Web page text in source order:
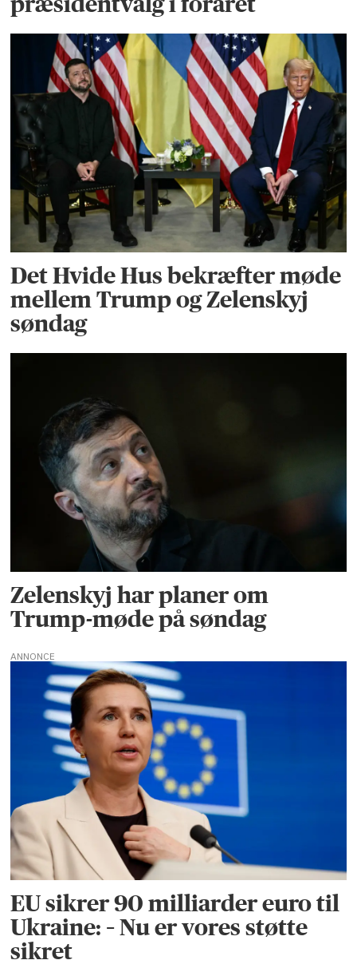
Det Hvide Hus bekræfter møde
mellem Trump og Zelenskyj
søndag
Zelenskyj har planer om
Trump-møde på søndag
ANNONCE
EU sikrer 90 milliarder euro til
Ukraine: – Nu er vores støtte
sikret